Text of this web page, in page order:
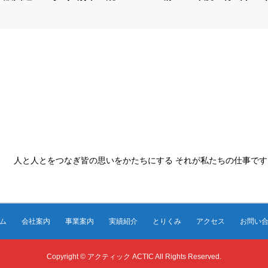
人と人とをつなぎ皆の思いをかたちにする それが私たちの仕事です
会社案内 事業案内 実績紹介 とりくみ アクセス お問い
Copyright © アクティック ACTIC All Rights Reserved.